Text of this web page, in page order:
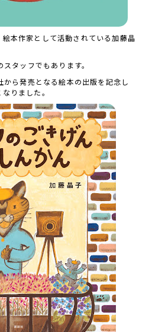
本作家として活動されている加藤晶
タッフでもあります。
ら発売となる絵本の出版を記念し
りました。